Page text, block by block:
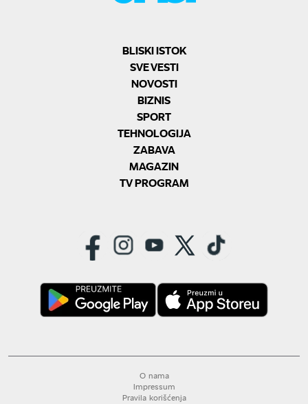
BLISKI ISTOK
SVE VESTI
NOVOSTI
BIZNIS
SPORT
TEHNOLOGIJA
ZABAVA
MAGAZIN
TV PROGRAM
O nama
Impressum
Pravila korišćenja